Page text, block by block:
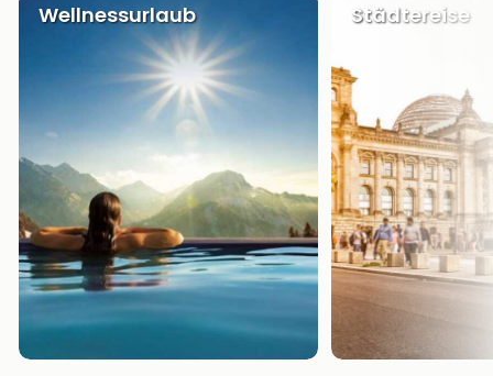
Wellnessurlaub
Städtereise